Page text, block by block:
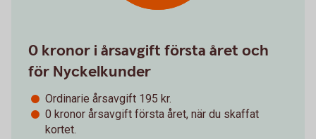
0 kronor i årsavgift första året och
för Nyckelkunder
Ordinarie årsavgift 195 kr.
0 kronor årsavgift första året, när du skaffat
kortet.